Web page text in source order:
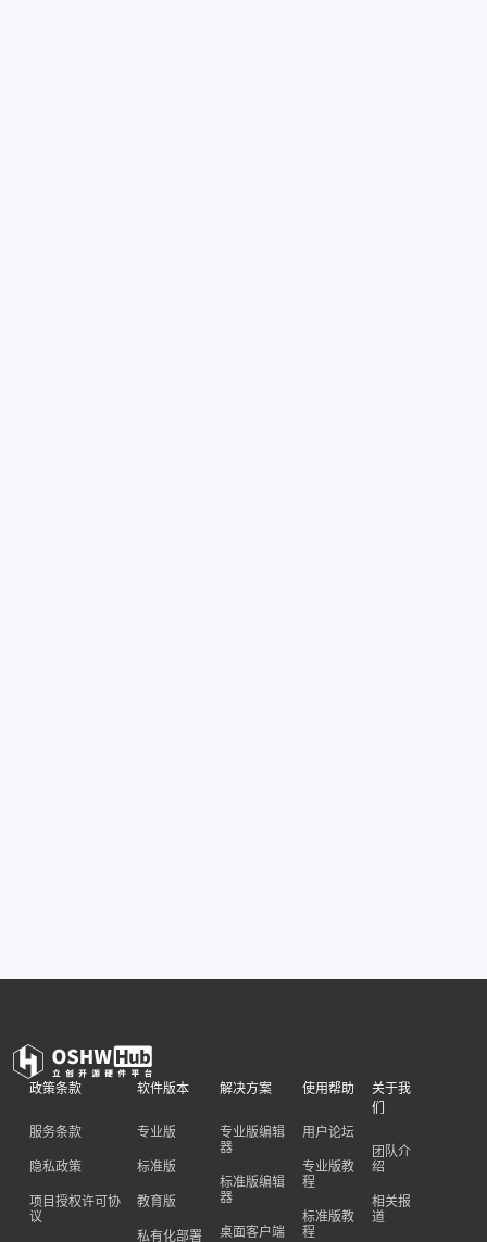
政策条款
服务条款
隐私政策
项目授权许可协
议
软件版本
专业版
标准版
教育版
私有化部署
解决方案
专业版编辑
器
标准版编辑
器
桌面客户端
使用帮助
用户论坛
专业版教
程
标准版教
程
关于我
们
团队介
绍
相关报
道